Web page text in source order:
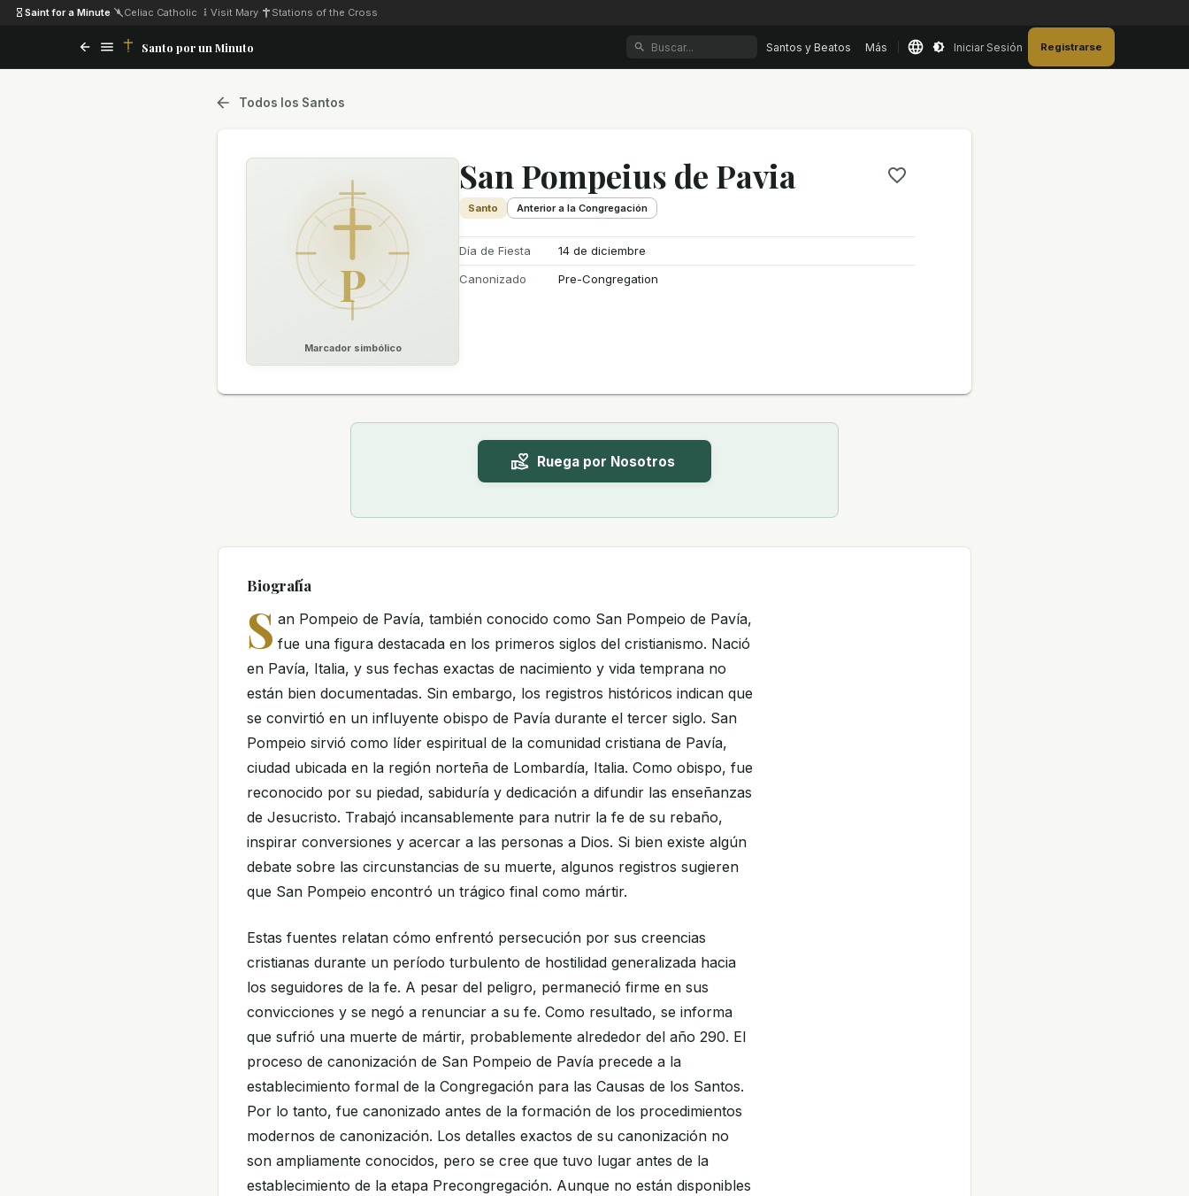
Saint for a Minute Celiac Catholic Visit Mary Stations of the Cross
Santo por un Minuto Santos y Beatos Más Iniciar Sesión Registrarse
Todos los Santos
P
Marcador simbólico
San Pompeius de Pavia
Santo Anterior a la Congregación
Día de Fiesta
14 de diciembre
Canonizado
Pre-Congregation
Ruega por Nosotros
Biografía
S an Pompeio de Pavía, también conocido como San Pompeio de Pavía,
fue una figura destacada en los primeros siglos del cristianismo. Nació
en Pavía, Italia, y sus fechas exactas de nacimiento y vida temprana no
están bien documentadas. Sin embargo, los registros históricos indican que
se convirtió en un influyente obispo de Pavía durante el tercer siglo. San
Pompeio sirvió como líder espiritual de la comunidad cristiana de Pavía,
ciudad ubicada en la región norteña de Lombardía, Italia. Como obispo, fue
reconocido por su piedad, sabiduría y dedicación a difundir las enseñanzas
de Jesucristo. Trabajó incansablemente para nutrir la fe de su rebaño,
inspirar conversiones y acercar a las personas a Dios. Si bien existe algún
debate sobre las circunstancias de su muerte, algunos registros sugieren
que San Pompeio encontró un trágico final como mártir.
Estas fuentes relatan cómo enfrentó persecución por sus creencias
cristianas durante un período turbulento de hostilidad generalizada hacia
los seguidores de la fe. A pesar del peligro, permaneció firme en sus
convicciones y se negó a renunciar a su fe. Como resultado, se informa
que sufrió una muerte de mártir, probablemente alrededor del año 290. El
proceso de canonización de San Pompeio de Pavía precede a la
establecimiento formal de la Congregación para las Causas de los Santos.
Por lo tanto, fue canonizado antes de la formación de los procedimientos
modernos de canonización. Los detalles exactos de su canonización no
son ampliamente conocidos, pero se cree que tuvo lugar antes de la
establecimiento de la etapa Precongregación. Aunque no están disponibles